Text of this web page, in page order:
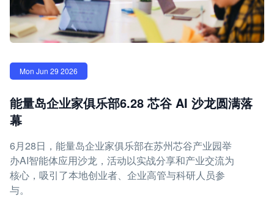
Mon Jun 29 2026
能量岛企业家俱乐部6.28 芯谷 AI 沙龙圆满落
幕
6月28日，能量岛企业家俱乐部在苏州芯谷产业园举
办AI智能体应用沙龙，活动以实战分享和产业交流为
核心，吸引了本地创业者、企业高管与科研人员参
与。